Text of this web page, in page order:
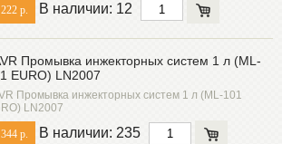
р. В наличии: 12
Промывка инжекторных систем 1 л (ML-
EURO) LN2007
Промывка инжекторных систем 1 л (ML-101
LN2007
р. В наличии: 235